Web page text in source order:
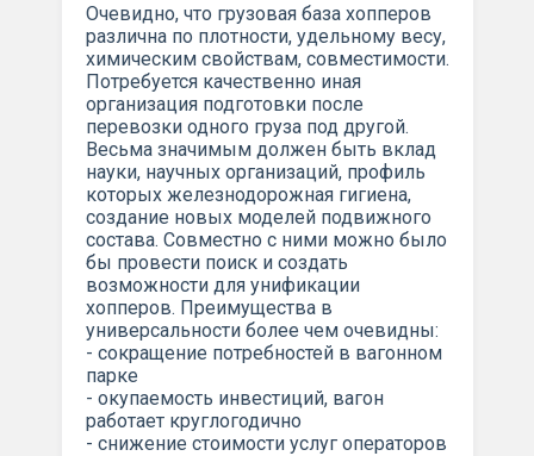
Очевидно, что грузовая база хопперов
различна по плотности, удельному весу,
химическим свойствам, совместимости.
Потребуется качественно иная
организация подготовки после
перевозки одного груза под другой.
Весьма значимым должен быть вклад
науки, научных организаций, профиль
которых железнодорожная гигиена,
создание новых моделей подвижного
состава. Совместно с ними можно было
бы провести поиск и создать
возможности для унификации
хопперов. Преимущества в
универсальности более чем очевидны:
- сокращение потребностей в вагонном
парке
- окупаемость инвестиций, вагон
работает круглогодично
- снижение стоимости услуг операторов